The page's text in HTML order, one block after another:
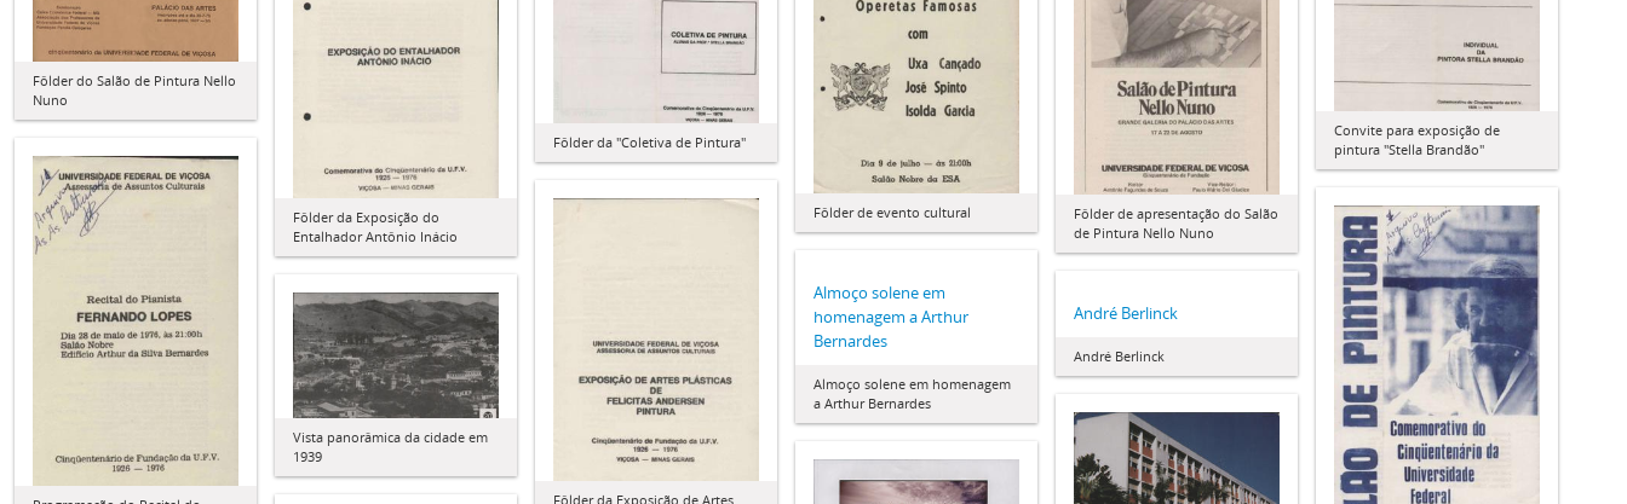
Fôlder do Salão de Pintura Nello
Nuno
Fôlder da Exposição do
Entalhador Antônio Inácio
Fôlder da "Coletiva de Pintura"
Fôlder de evento cultural
Fôlder de apresentação do Salão
de Pintura Nello Nuno
Convite para exposição de
pintura "Stella Brandão"
Fôlder da Exposição de Artes
Almoço solene em
homenagem a Arthur
Bernardes
Almoço solene em homenagem
a Arthur Bernardes
André Berlinck
André Berlinck
Vista panorâmica da cidade em
1939